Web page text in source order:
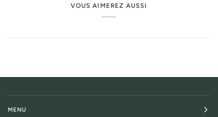
VOUS AIMEREZ AUSSI
MENU